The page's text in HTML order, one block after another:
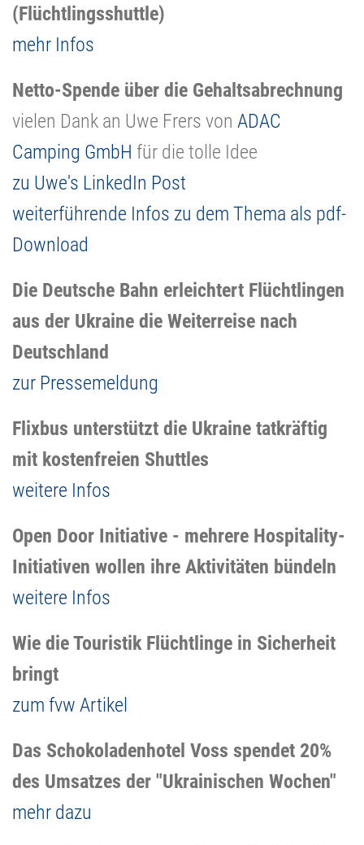
(Flüchtlingsshuttle)
mehr Infos
Netto-Spende über die Gehaltsabrechnung
vielen Dank an Uwe Frers von ADAC
Camping GmbH für die tolle Idee
zu Uwe's LinkedIn Post
weiterführende Infos zu dem Thema als pdf-
Download
Die Deutsche Bahn erleichtert Flüchtlingen
aus der Ukraine die Weiterreise nach
Deutschland
zur Pressemeldung
Flixbus unterstützt die Ukraine tatkräftig
mit kostenfreien Shuttles
weitere Infos
Open Door Initiative - mehrere Hospitality-
Initiativen wollen ihre Aktivitäten bündeln
weitere Infos
Wie die Touristik Flüchtlinge in Sicherheit
bringt
zum fvw Artikel
Das Schokoladenhotel Voss spendet 20%
des Umsatzes der "Ukrainischen Wochen"
mehr dazu